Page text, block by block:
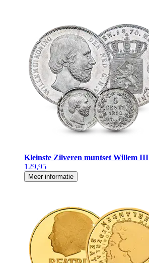
Kleinste Zilveren muntset Willem III
129,95
Meer informatie